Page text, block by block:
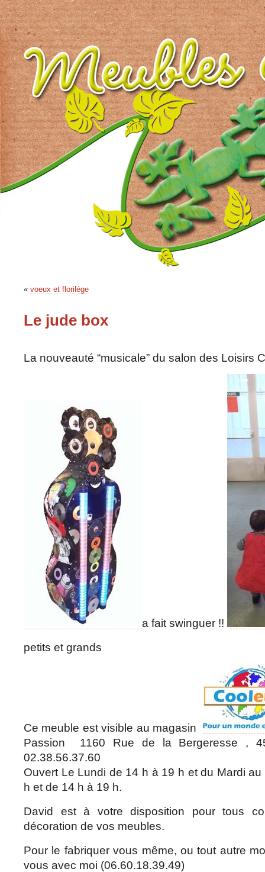
« voeux et florilége
Le jude box
La nouveauté “musicale” du salon des Loisirs
a fait swinguer !!
petits et grands
Ce meuble est visible au magasin
Passion 1160 Rue de la Bergeresse ,
02.38.56.37.60
Ouvert Le Lundi de 14 h à 19 h et du Mardi
h et de 14 h à 19 h.
David est à votre disposition pour tous
décoration de vos meubles.
Pour le fabriquer vous même, ou tout autre
vous avec moi (06.60.18.39.49)